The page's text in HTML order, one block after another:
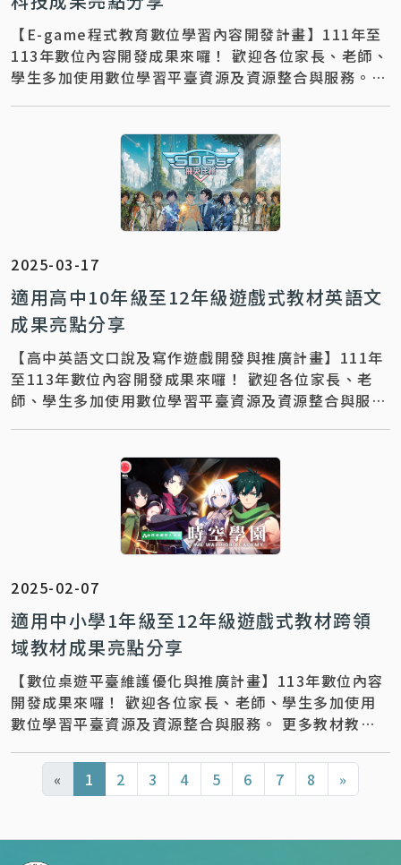
【E-game程式教育數位學習內容開發計畫】111年至
113年數位內容開發成果來囉！ 歡迎各位家長、老師、
學生多加使用數位學習平臺資源及資源整合與服務。
聯絡信箱 ｜ichun@mail.kh.edu.tw
2025-03-17
適用高中10年級至12年級遊戲式教材英語文
成果亮點分享
【高中英語文口說及寫作遊戲開發與推廣計畫】111年
至113年數位內容開發成果來囉！ 歡迎各位家長、老
師、學生多加使用數位學習平臺資源及資源整合與服
7232105#2575、0963-023-865】 聯絡信箱 ｜
celia.ncue@gmail.com
2025-02-07
適用中小學1年級至12年級遊戲式教材跨領
域教材成果亮點分享
【數位桌遊平臺維護優化與推廣計畫】113年數位內容
開發成果來囉！ 歡迎各位家長、老師、學生多加使用
數位學習平臺資源及資源整合與服務。 更多教材教學
專任助理_莊小姐：02-27303776】 聯絡信箱 ｜
meggroup2011@gmail.com
« 1 2 3 4 5 6 7 8 »